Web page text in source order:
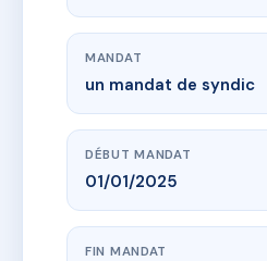
MANDAT
un mandat de syndic
DÉBUT MANDAT
01/01/2025
FIN MANDAT